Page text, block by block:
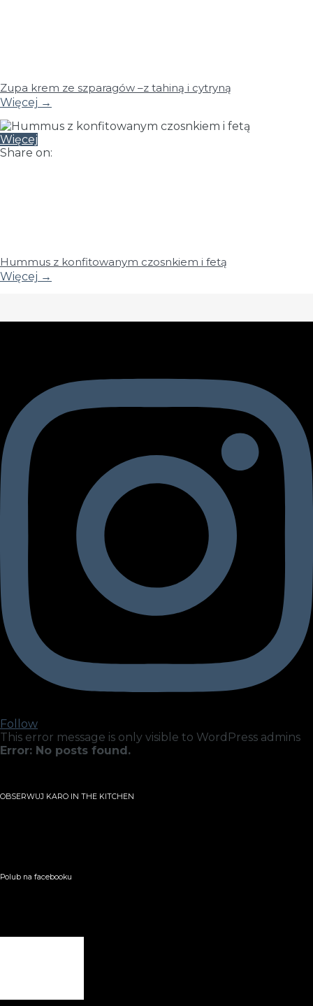
Zupa krem ze szparagów –z tahiną i cytryną
Więcej →
Więcej
Share on:
Hummus z konfitowanym czosnkiem i fetą
Więcej →
Follow
This error message is only visible to WordPress admins
Error: No posts found.
OBSERWUJ KARO IN THE KITCHEN
Polub na facebooku